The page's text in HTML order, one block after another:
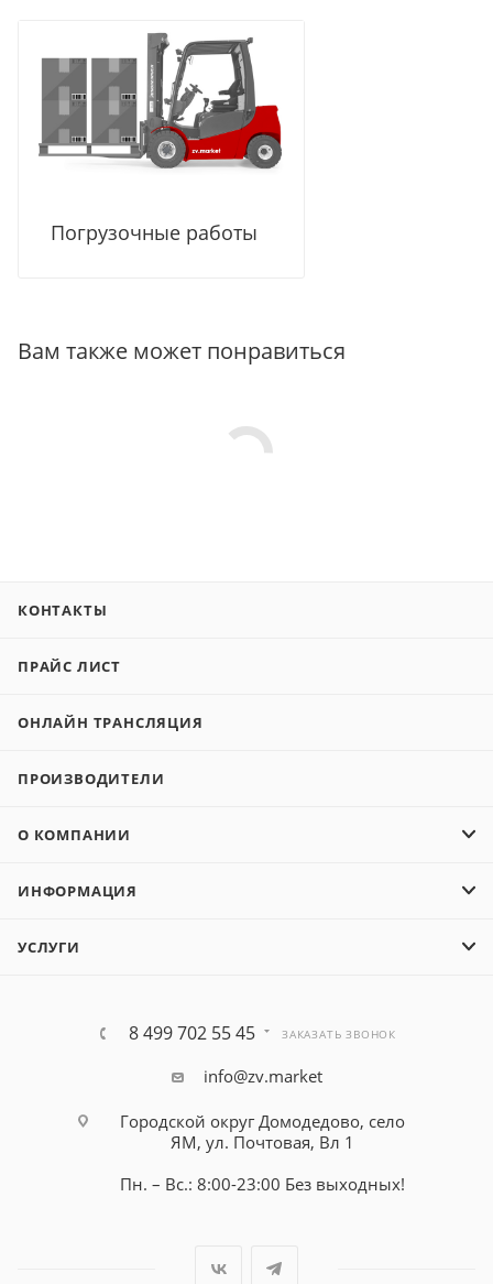
Погрузочные работы
Вам также может понравиться
КОНТАКТЫ
ПРАЙС ЛИСТ
ОНЛАЙН ТРАНСЛЯЦИЯ
ПРОИЗВОДИТЕЛИ
О КОМПАНИИ
ИНФОРМАЦИЯ
УСЛУГИ
8 499 702 55 45 ЗАКАЗАТЬ ЗВОНОК
info@zv.market
Городской округ Домодедово, село
ЯМ, ул. Почтовая, Вл 1
Пн. – Вс.: 8:00-23:00 Без выходных!